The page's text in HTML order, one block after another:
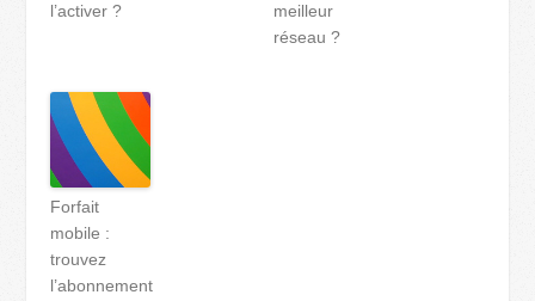
l’activer ?
meilleur
réseau ?
Forfait
mobile :
trouvez
l’abonnement